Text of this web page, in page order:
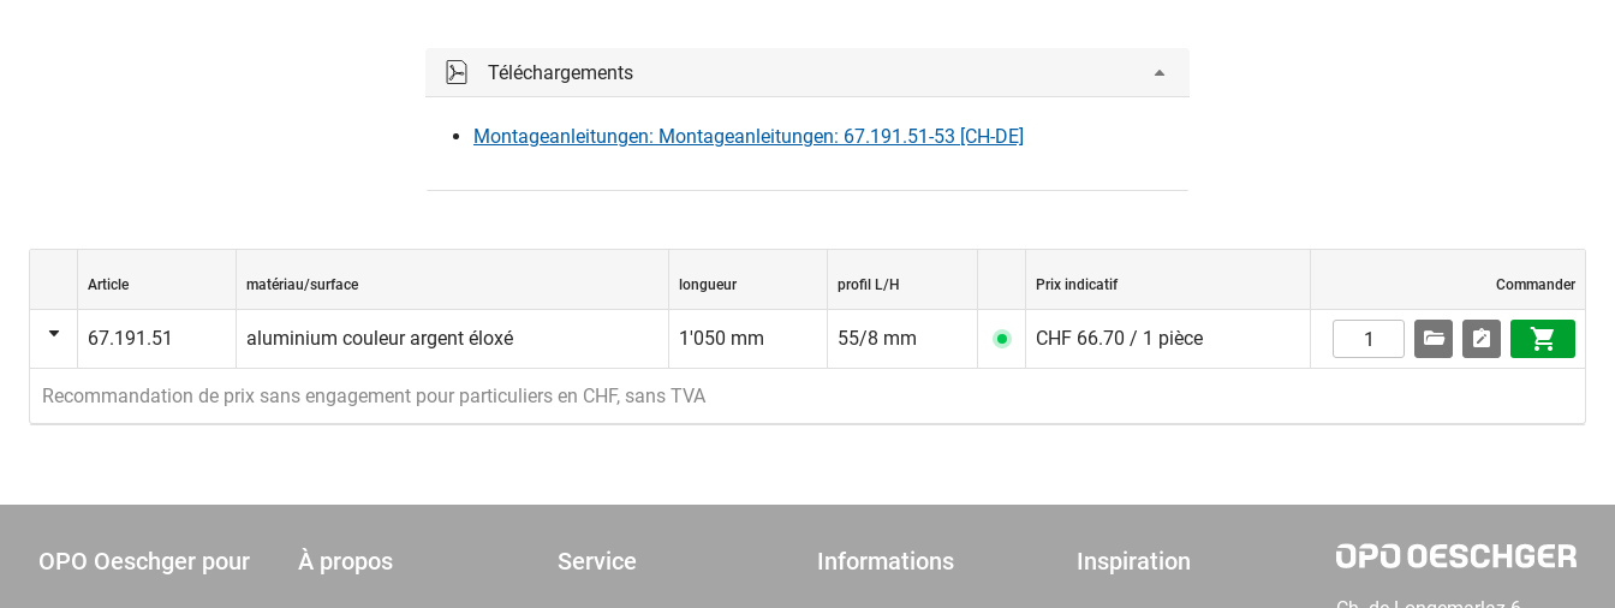
Téléchargements
Montageanleitungen: Montageanleitungen: 67.191.51-53 [CH-DE]
Article matériau/surface longueur profil L/H Prix indicatif Commander
67.191.51 aluminium couleur argent éloxé 1'050 mm 55/8 mm CHF 66.70 / 1 pièce
Recommandation de prix sans engagement pour particuliers en CHF, sans TVA
OPO Oeschger pour À propos Service Informations Inspiration